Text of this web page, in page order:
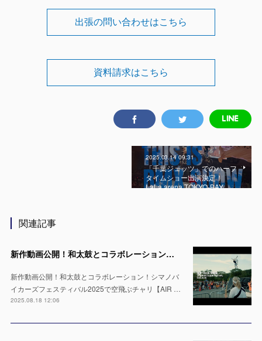
出張の問い合わせはこちら
資料請求はこちら
2025.03.14 09:31
「千葉ジェッツ」でのハーフ
タイムショー出演決定！
LaLa arena TOKYO-BAY…
関連記事
新作動画公開！和太鼓とコラボレーション！シマノバイカーズフェスティバル2025で空飛ぶチャリ【AIR TRICK SHOW】
新作動画公開！和太鼓とコラボレーション！シマノバ
イカーズフェスティバル2025で空飛ぶチャリ【AIR …
2025.08.18 12:06